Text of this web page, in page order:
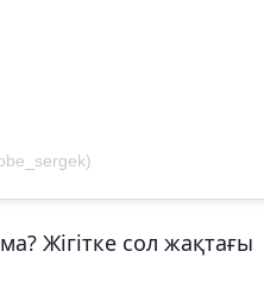
Жігітке сол жақтағы